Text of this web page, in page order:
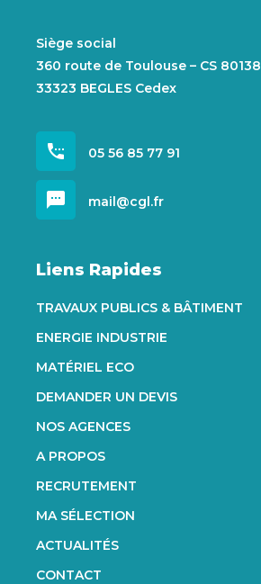
Siège social
360 route de Toulouse – CS 80138
33323 BEGLES Cedex
settings_phone 05 56 85 77 91
sms mail@cgl.fr
Liens Rapides
TRAVAUX PUBLICS & BÂTIMENT
ENERGIE INDUSTRIE
MATÉRIEL ECO
DEMANDER UN DEVIS
NOS AGENCES
A PROPOS
RECRUTEMENT
MA SÉLECTION
ACTUALITÉS
CONTACT